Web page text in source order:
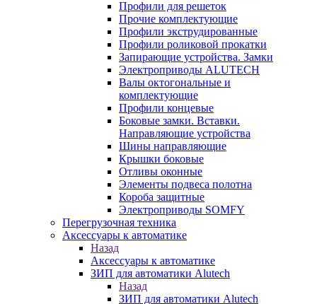
Профили для решеток
Прочие комплектующие
Профили экструдированные
Профили роликовой прокатки
Запирающие устройства. Замки
Электроприводы ALUTECH
Валы октогональные и
комплектующие
Профили концевые
Боковые замки. Вставки.
Направляющие устройства
Шины направляющие
Крышки боковые
Отливы оконные
Элементы подвеса полотна
Короба защитные
Электроприводы SOMFY
Перегрузочная техника
Аксессуары к автоматике
Назад
Аксессуары к автоматике
ЗИП для автоматики Alutech
Назад
ЗИП для автоматики Alutech